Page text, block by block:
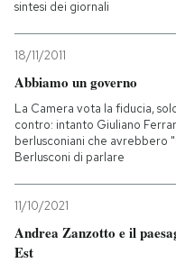
sintesi dei giornali
18/11/2011
Abbiamo un governo
La Camera vota la fiducia,
contro: intanto Giuliano
berlusconiani che avrebbero
Berlusconi di parlare
11/10/2021
Andrea Zanzotto e il
Est